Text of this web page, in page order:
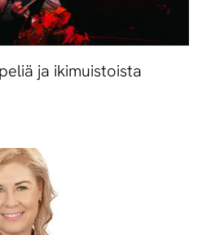
ja ikimuistoista